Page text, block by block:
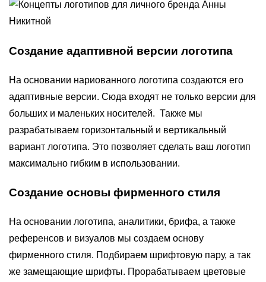
Создание адаптивной версии логотипа
На основании нариованного логотипа создаются его
адаптивные версии. Сюда входят не только версии для
больших и маленьких носителей. Также мы
разрабатываем горизонтальный и вертикальный
вариант логотипа. Это позволяет сделать ваш логотип
максимально гибким в использовании.
Создание основы фирменного стиля
На основании логотипа, аналитики, брифа, а также
референсов и визуалов мы создаем основу
фирменного стиля. Подбираем шрифтовую пару, а так
же замещающие шрифты. Прорабатываем цветовые